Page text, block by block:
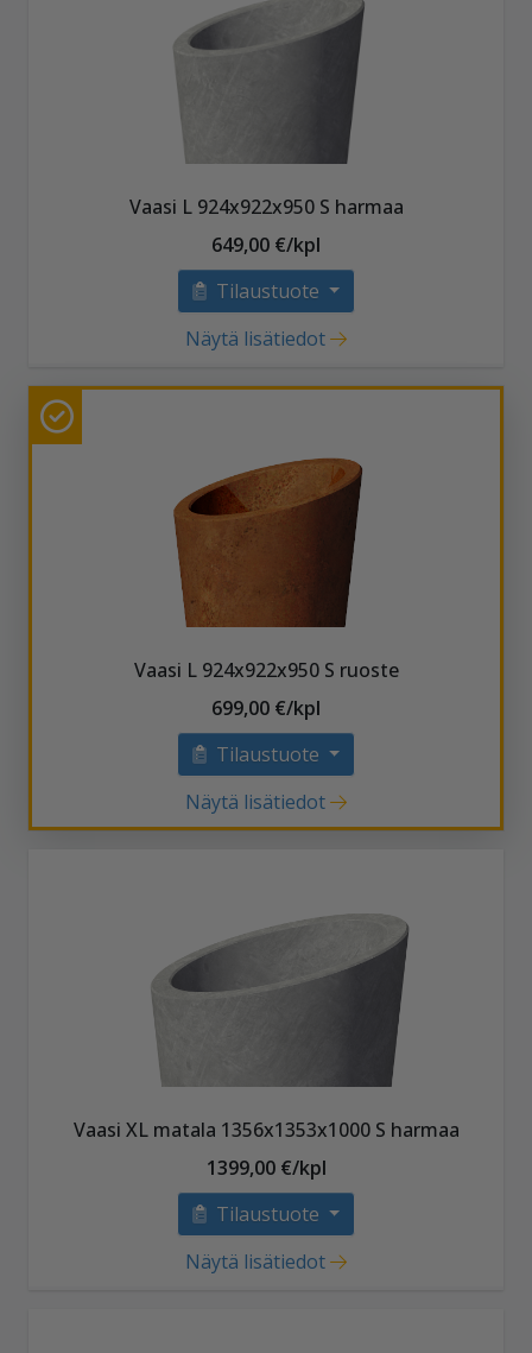
Vaasi L 924x922x950 S harmaa
649,00 €/kpl
Tilaustuote
Näytä lisätiedot
Vaasi L 924x922x950 S ruoste
699,00 €/kpl
Tilaustuote
Näytä lisätiedot
Vaasi XL matala 1356x1353x1000 S harmaa
1399,00 €/kpl
Tilaustuote
Näytä lisätiedot